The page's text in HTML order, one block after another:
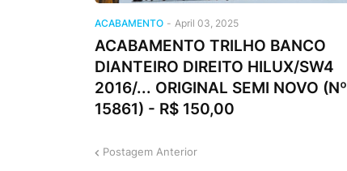
ACABAMENTO - April 03, 2025
ACABAMENTO TRILHO BANCO
DIANTEIRO DIREITO HILUX/SW4
2016/... ORIGINAL SEMI NOVO (Nº
15861) - R$ 150,00
Postagem Anterior